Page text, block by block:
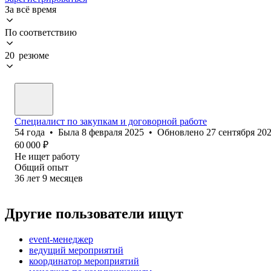
За всё время
По соответствию
20 резюме
Специалист по закупкам и договорной работе
54 года • Была 8 февраля 2025 • Обновлено 27 сентября
60 000 ₽
Не ищет работу
Общий опыт
36 лет 9 месяцев
Другие пользователи ищут
event-менеджер
ведущий мероприятий
координатор мероприятий